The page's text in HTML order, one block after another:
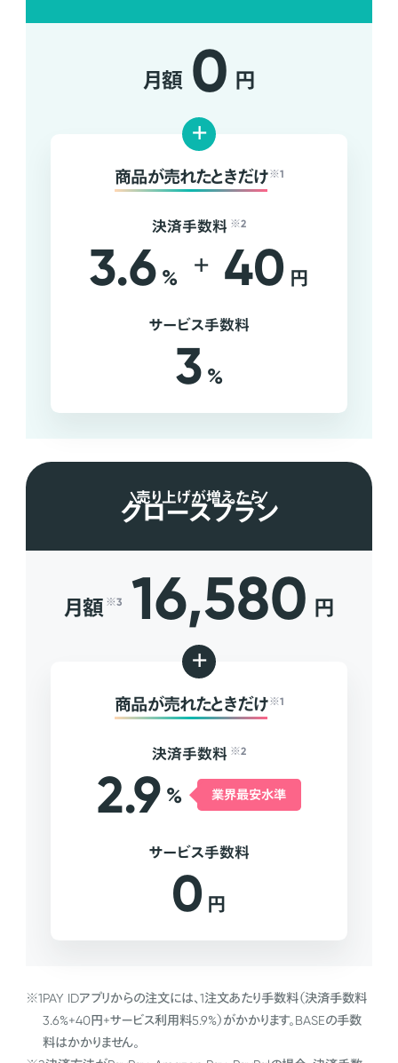
月額 0 円
+
商品が売れたときだけ ※1
決済手数料 ※2
3.6 % + 40 円
サービス手数料
3 %
売り上げが増えたら
グロースプラン
月額 ※3 16,580 円
+
商品が売れたときだけ ※1
決済手数料 ※2
2.9 % 業界最安水準
サービス手数料
0 円
※1PAY IDアプリからの注文には、1注文あたり手数料（決済手数料
3.6%+40円+サービス利用料5.9%）がかかります。BASEの手数
料はかかりません。